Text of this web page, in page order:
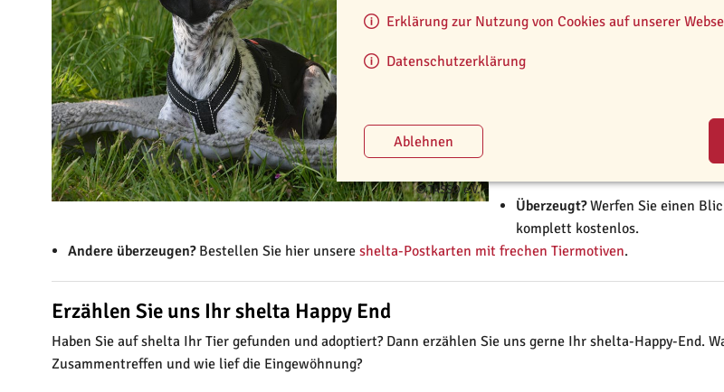
© TASSO e.V.
Tiervermehrer
Um allen
und um möglichst vielen
Online-Tierheim shelta ins
Auf shelta warten regelmäßig
Österreich und der Schweiz auf
die auf shelta vorgestellt
Überzeugt?Werfen Sie einen
komplett kostenlos.
Andere überzeugen?Bestellen Sie hier unsereshelta-Postkarten mit frechen Tiermotiven.
Erzählen Sie uns Ihr shelta Happy End
Haben Sie auf shelta Ihr Tier gefunden und adoptiert? Dann erzählen Sie uns gerne Ihr shelta-Happy-End.
Zusammentreffen und wie lief die Eingewöhnung?
Erklärung zur Nutzung von Cookies auf unserer
Datenschutzerklärung